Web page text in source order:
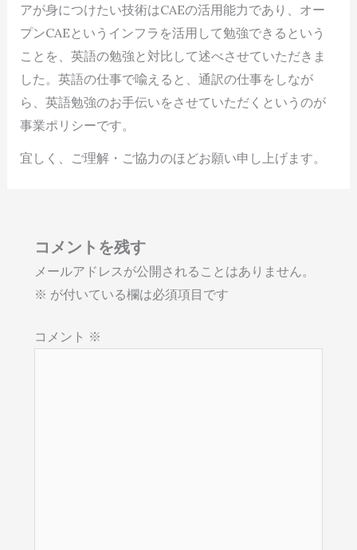
アが身につけたい技術はCAEの活用能力であり、オー
プンCAEというインフラを活用して勉強できるという
ことを、英語の勉強と対比して述べさせていただきま
した。英語の仕事で喩えると、通訳の仕事をしなが
ら、英語勉強のお手伝いをさせていただくというのが
事業ポリシーです。
宜しく、ご理解・ご協力のほどお願い申し上げます。
コメントを残す
メールアドレスが公開されることはありません。
※ が付いている欄は必須項目です
コメント ※